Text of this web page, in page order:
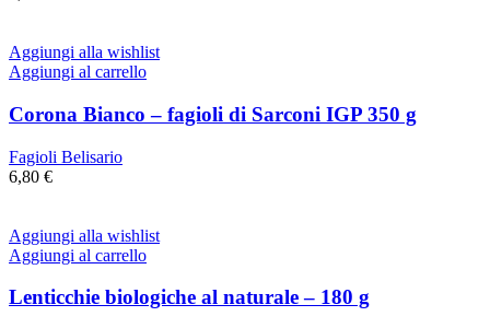
Aggiungi alla wishlist
Aggiungi al carrello
Corona Bianco – fagioli di Sarconi IGP 350 g
Fagioli Belisario
6,80 €
Aggiungi alla wishlist
Aggiungi al carrello
Lenticchie biologiche al naturale – 180 g